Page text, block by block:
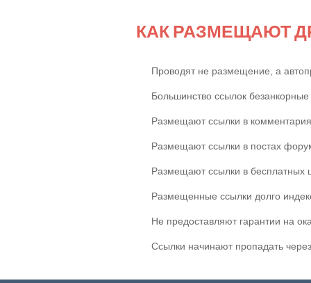
КАК РАЗМЕЩАЮТ
Проводят не размещение, а
Большинство ссылок безанкорные
Размещают ссылки в
Размещают ссылки в постах
Размещают ссылки в бесплатных
Размещенные ссылки долго
Не предоставляют гарантии на
Ссылки начинают пропадать